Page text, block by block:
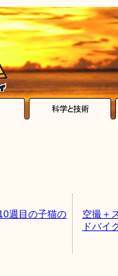
週目の子猫の
空撮＋
ドバイ